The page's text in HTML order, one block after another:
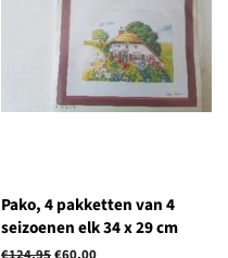
Pako, 4 pakketten van 4
seizoenen elk 34 x 29 cm